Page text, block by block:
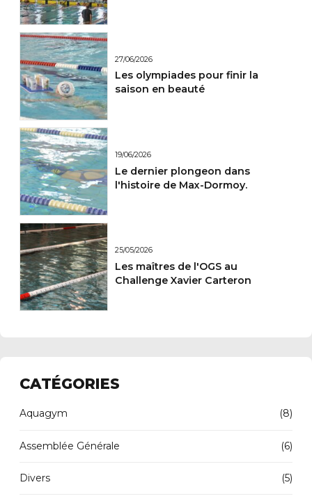
27/06/2026
Les olympiades pour finir la
saison en beauté
19/06/2026
Le dernier plongeon dans
l'histoire de Max-Dormoy.
25/05/2026
Les maîtres de l'OGS au
Challenge Xavier Carteron
CATÉGORIES
Aquagym (8)
Assemblée Générale (6)
Divers (5)